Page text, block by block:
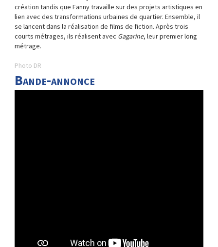
création tandis que Fanny travaille sur des projets artistiques en
lien avec des transformations urbaines de quartier. Ensemble, il
se lancent dans la réalisation de films de fiction. Après trois
courts métrages, ils réalisent avec Gagarine, leur premier long
métrage.
Photo DR
Bande-annonce